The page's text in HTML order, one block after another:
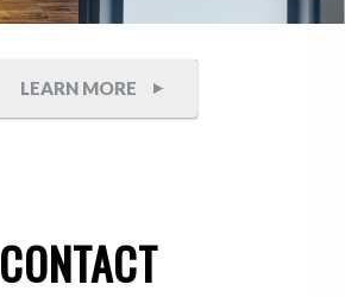
LEARN MORE
CONTACT